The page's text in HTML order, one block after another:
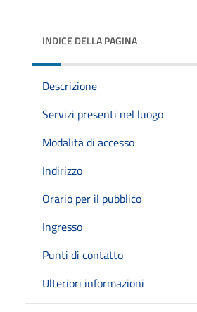
INDICE DELLA PAGINA
Descrizione
Servizi presenti nel luogo
Modalità di accesso
Indirizzo
Orario per il pubblico
Ingresso
Punti di contatto
Ulteriori informazioni